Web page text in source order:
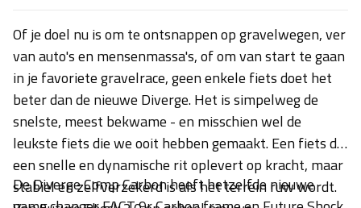
Of je doel nu is om te ontsnappen op gravelwegen, ver
van auto's en mensenmassa's, of om van start te gaan
in je favoriete gravelrace, geen enkele fiets doet het
beter dan de nieuwe Diverge. Het is simpelweg de
snelste, meest bekwame - en misschien wel de
leukste fiets die we ooit hebben gemaakt. Een fiets die
een snelle en dynamische rit oplevert op kracht, maar
stabiel en zelfverzekerd is als het terrein ruw wordt.
De Diverge Comp Carbon heeft hetzelfde nieuwe